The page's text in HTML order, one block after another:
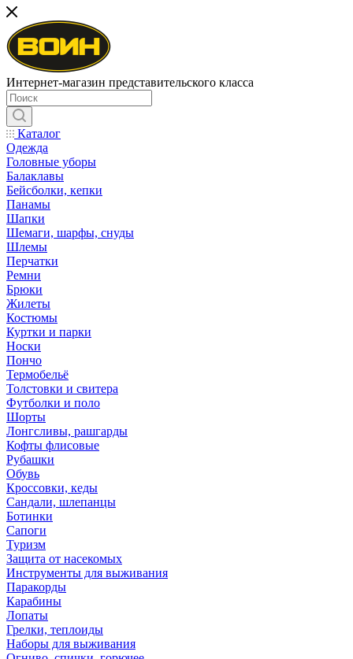
Интернет-магазин представительского класса
Каталог
Одежда
Головные уборы
Балаклавы
Бейсболки, кепки
Панамы
Шапки
Шемаги, шарфы, снуды
Шлемы
Перчатки
Ремни
Брюки
Жилеты
Костюмы
Куртки и парки
Носки
Пончо
Термобельё
Толстовки и свитера
Футболки и поло
Шорты
Лонгсливы, рашгарды
Кофты флисовые
Рубашки
Обувь
Кроссовки, кеды
Сандали, шлепанцы
Ботинки
Сапоги
Туризм
Защита от насекомых
Инструменты для выживания
Паракорды
Карабины
Лопаты
Грелки, теплоиды
Наборы для выживания